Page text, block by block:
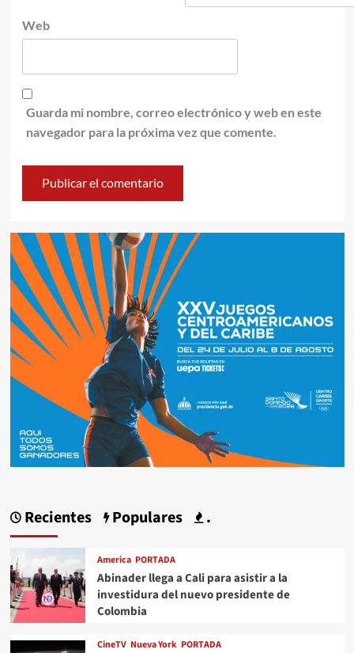
Web
Guarda mi nombre, correo electrónico y web en este
navegador para la próxima vez que comente.
Recientes Populares .
America PORTADA
Abinader llega a Cali para asistir a la
investidura del nuevo presidente de
Colombia
CineTV Nueva York PORTADA